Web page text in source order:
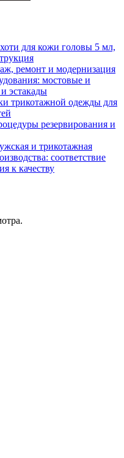
для кожи головы 5 мл,
ремонт и модернизация
мостовые и
эстакады
трикотажной одежды для
резервирования и
и трикотажная
соответствие
к качеству